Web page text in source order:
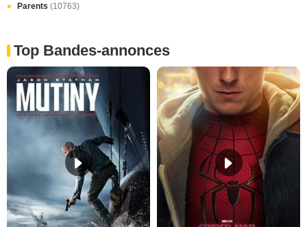
Parents (10763)
Top Bandes-annonces